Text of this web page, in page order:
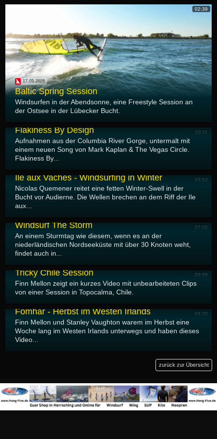
02:39
17.05.2026
Baltic Spring Session
Windsurfen in der Abendsonne, eine Freestyle Session an
der Ostsee in der Lübecker Bucht.
03:11
Flakiness By Design
Aufnahmen aus der Columbia River Gorge, untermalt mit
einem neuen Song von Mark Kaplan & The Vegas Circle.
Flakiness By...
03:53
Ile aux Vaches - Windsurfing in Winter
Nicolas Quemener reitet eine fetten Winter-Swell in der
Bucht vor Audierne. Die Wellen brechen an dem Riff der Ile
aux...
07:02
Windsurf The Storm
An einem Sturmtag wie diesem, wenn es an der
niederländischen Nordseeküste mit über 30 Knoten weht,
findet auch in...
03:55
Tricky Chile Session
Finn Mellon zeigt ein kurzes Video mit unbearbeiteten Clips
von einer Session in Topocalma, Chile.
04:20
Fómhar - Herbst im Westen Irlands
Finn Mellon und Stanley Vaughton warem im Herbst eine
Woche lang im Westen Irlands unterwegs und haben dieses
Video...
zurück zur Übersicht